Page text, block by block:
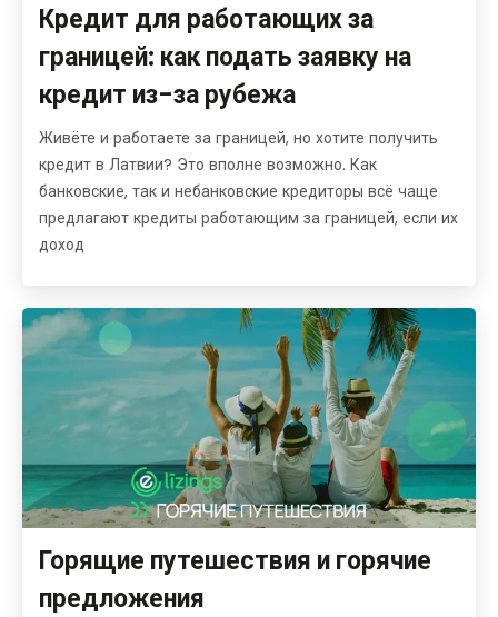
Кредит для работающих за
границей: как подать заявку на
кредит из-за рубежа
Живёте и работаете за границей, но хотите получить
кредит в Латвии? Это вполне возможно. Как
банковские, так и небанковские кредиторы всё чаще
предлагают кредиты работающим за границей, если их
доход
Горящие путешествия и горячие
предложения